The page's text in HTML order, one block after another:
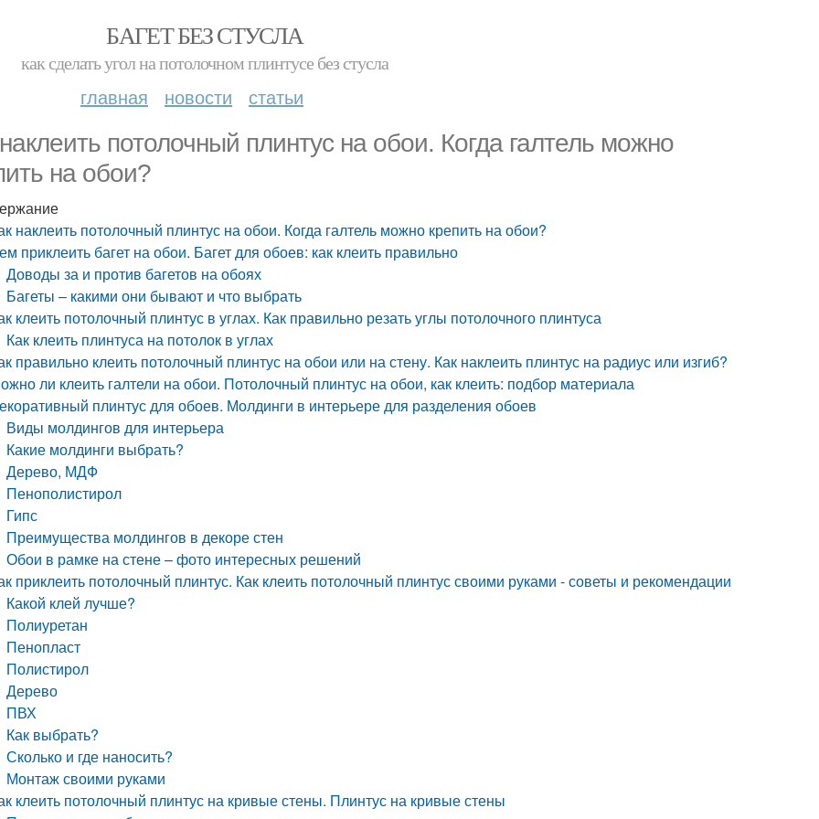
БАГЕТ БЕЗ СТУСЛА
как сделать угол на потолочном плинтусе без стусла
главная новости статьи
потолочный плинтус на обои. Когда галтель можно
на обои?
наклеить потолочный плинтус на обои. Когда галтель можно крепить на обои?
приклеить багет на обои. Багет для обоев: как клеить правильно
Доводы за и против багетов на обоях
Багеты – какими они бывают и что выбрать
клеить потолочный плинтус в углах. Как правильно резать углы потолочного плинтуса
Как клеить плинтуса на потолок в углах
правильно клеить потолочный плинтус на обои или на стену. Как наклеить плинтус на радиус или изгиб?
ли клеить галтели на обои. Потолочный плинтус на обои, как клеить: подбор материала
плинтус для обоев. Молдинги в интерьере для разделения обоев
Виды молдингов для интерьера
Какие молдинги выбрать?
Дерево, МДФ
Пенополистирол
Гипс
Преимущества молдингов в декоре стен
Обои в рамке на стене – фото интересных решений
приклеить потолочный плинтус. Как клеить потолочный плинтус своими руками - советы и рекомендации
Какой клей лучше?
Полиуретан
Пенопласт
Полистирол
Дерево
ПВХ
Как выбрать?
Сколько и где наносить?
Монтаж своими руками
клеить потолочный плинтус на кривые стены. Плинтус на кривые стены